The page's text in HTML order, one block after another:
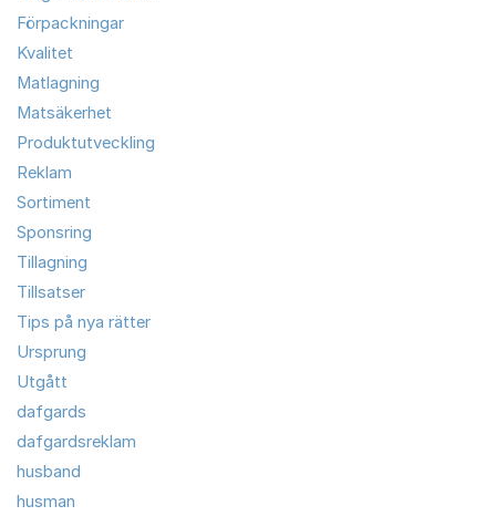
Förpackningar
Kvalitet
Matlagning
Matsäkerhet
Produktutveckling
Reklam
Sortiment
Sponsring
Tillagning
Tillsatser
Tips på nya rätter
Ursprung
Utgått
dafgards
dafgardsreklam
husband
husman